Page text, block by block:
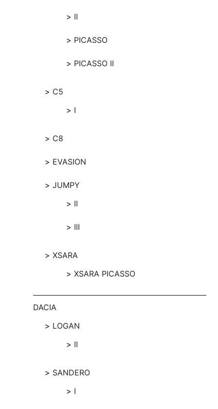
II
PICASSO
PICASSO II
C5
I
C8
EVASION
JUMPY
II
III
XSARA
XSARA PICASSO
DACIA
LOGAN
II
SANDERO
I